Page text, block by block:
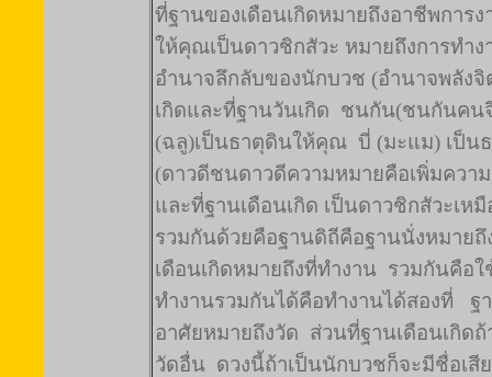
ที่ฐานของเดือนเกิดหมายถึงอาชีพการ
ให้คุณเป็นดาวชิกสัวะ หมายถึงการทำง
อำนาจลึกลับของนักบวช (อำนาจพลังจิ
เกิดและที่ฐานวันเกิด ชนกัน(ชนกันคน
(ฉลู)เป็นธาตุดินให้คุณ บี่ (มะแม) เป็
(ดาวดีชนดาวดีความหมายคือเพิ่มความ
และที่ฐานเดือนเกิด เป็นดาวชิกสัวะเห
รวมกันด้วยคือฐานดิถีคือฐานนั่งหมายถึ
เดือนเกิดหมายถึงที่ทำงาน รวมกันคือ
ทำงานรวมกันได้คือทำงานได้สองที่
ฐ
อาศัยหมายถึงวัด ส่วนที่ฐานเดือนเกิด
วัดอื่น ดวงนี้ถ้าเป็นนักบวชก็จะมีชื่อเสี